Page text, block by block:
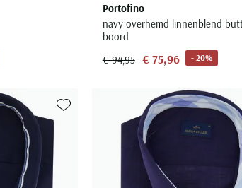
Portofino
navy overhemd linnenblend
boord
€ 94,95 € 75,96 - 20%
Toevoegen aan favorieten